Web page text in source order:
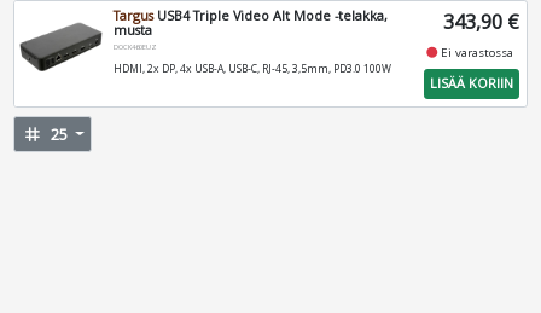
TargusUSB4 Triple Video Alt Mode -telakka,
musta
DOCK460EUZ
HDMI, 2x DP, 4x USB-A, USB-C, RJ-45, 3,5mm, PD3.0 100W
343,90 €
fiber_manual_record Ei varastossa
LISÄÄ KORIIN
tag 25